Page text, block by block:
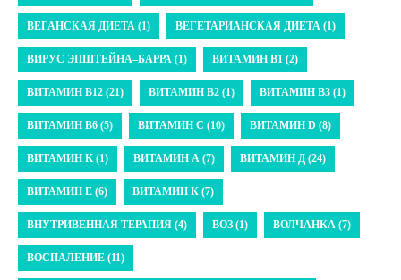
ВЕГАНСКАЯ ДИЕТА (1) ВЕГЕТАРИАНСКАЯ ДИЕТА (1)
ВИРУС ЭПШТЕЙНА–БАРРА (1) ВИТАМИН B1 (2)
ВИТАМИН B12 (21) ВИТАМИН B2 (1) ВИТАМИН B3 (1)
ВИТАМИН B6 (5) ВИТАМИН C (10) ВИТАМИН D (8)
ВИТАМИН K (1) ВИТАМИН А (7) ВИТАМИН Д (24)
ВИТАМИН Е (6) ВИТАМИН К (7)
ВНУТРИВЕННАЯ ТЕРАПИЯ (4) ВОЗ (1) ВОЛЧАНКА (7)
ВОСПАЛЕНИЕ (11)